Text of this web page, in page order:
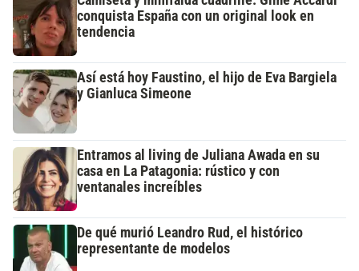
conquista España con un original look en
tendencia
Así está hoy Faustino, el hijo de Eva Bargiela
y Gianluca Simeone
Entramos al living de Juliana Awada en su
casa en La Patagonia: rústico y con
ventanales increíbles
De qué murió Leandro Rud, el histórico
representante de modelos